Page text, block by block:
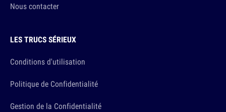
Nous contacter
LES TRUCS SÉRIEUX
Conditions d'utilisation
Politique de Confidentialité
Gestion de la Confidentialité